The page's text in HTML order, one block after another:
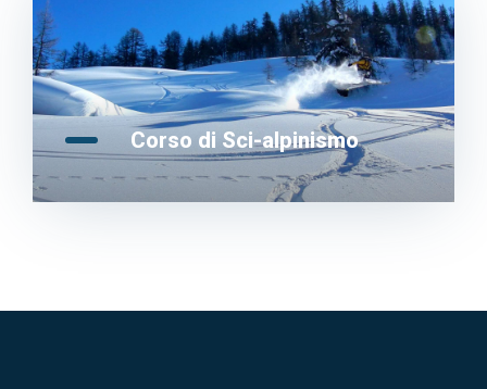
Corso di Sci-alpinismo